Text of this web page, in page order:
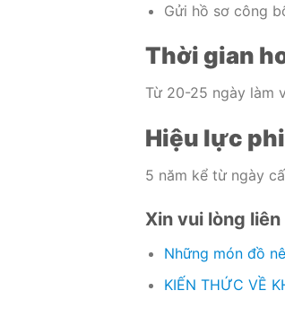
Gửi hồ sơ công
Thời gian
Từ 20-25 ngày làm
Hiệu lực
5 năm kể từ ngày
Xin vui lòng
Những món đồ
KIẾN THỨC VỀ